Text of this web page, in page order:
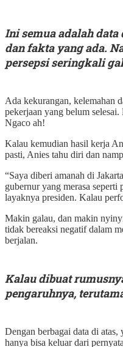
Ini semua adalah
dan fakta yang ada.
persepsi seringkali
Ada kekurangan, kelemahan
pekerjaan yang belum
Ngaco ah!
Kalau kemudian hasil kerja
pasti, Anies tahu diri dan
“Saya diberi amanah di
gubernur yang merasa
layaknya presiden. Kalau
Makin galau, dan makin
tidak bereaksi negatif dalam
berjalan.
Kalau dibuat
pengaruhnya,
Dengan berbagai data di
hanya bisa keluar dari